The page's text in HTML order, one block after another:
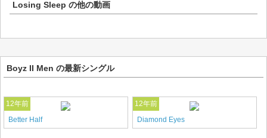
Losing Sleep の他の動画
Boyz II Men の最新シングル
12年前
Better Half
12年前
Diamond Eyes